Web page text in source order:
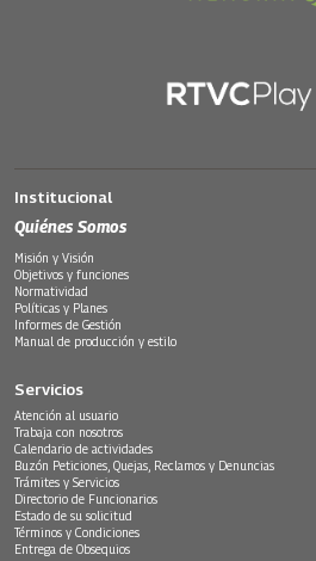
Institucional
Quiénes Somos
Misión y Visión
Objetivos y funciones
Normatividad
Políticas y Planes
Informes de Gestión
Manual de producción y estilo
Servicios
Atención al usuario
Trabaja con nosotros
Calendario de actividades
Buzón Peticiones, Quejas, Reclamos y Denuncias
Trámites y Servicios
Directorio de Funcionarios
Estado de su solicitud
Términos y Condiciones
Entrega de Obsequios